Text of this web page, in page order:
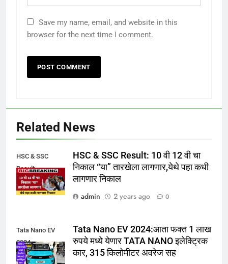
Save my name, email, and website in this
browser for the next time I comment.
Related News
HSC & SSC
Result
HSC & SSC Result: 10 वी 12 वी चा
निकाल “या” तारखेला लागणार,येथे पहा कधी
लागणार निकाल
admin
2 years ago 0
Tata Nano EV
2024
Tata Nano EV 2024:आता फक्त 1 लाख
रुपये मध्ये येणार TATA NANO इलेक्ट्रिक
कार, 315 किलोमीटर अवरेज सह